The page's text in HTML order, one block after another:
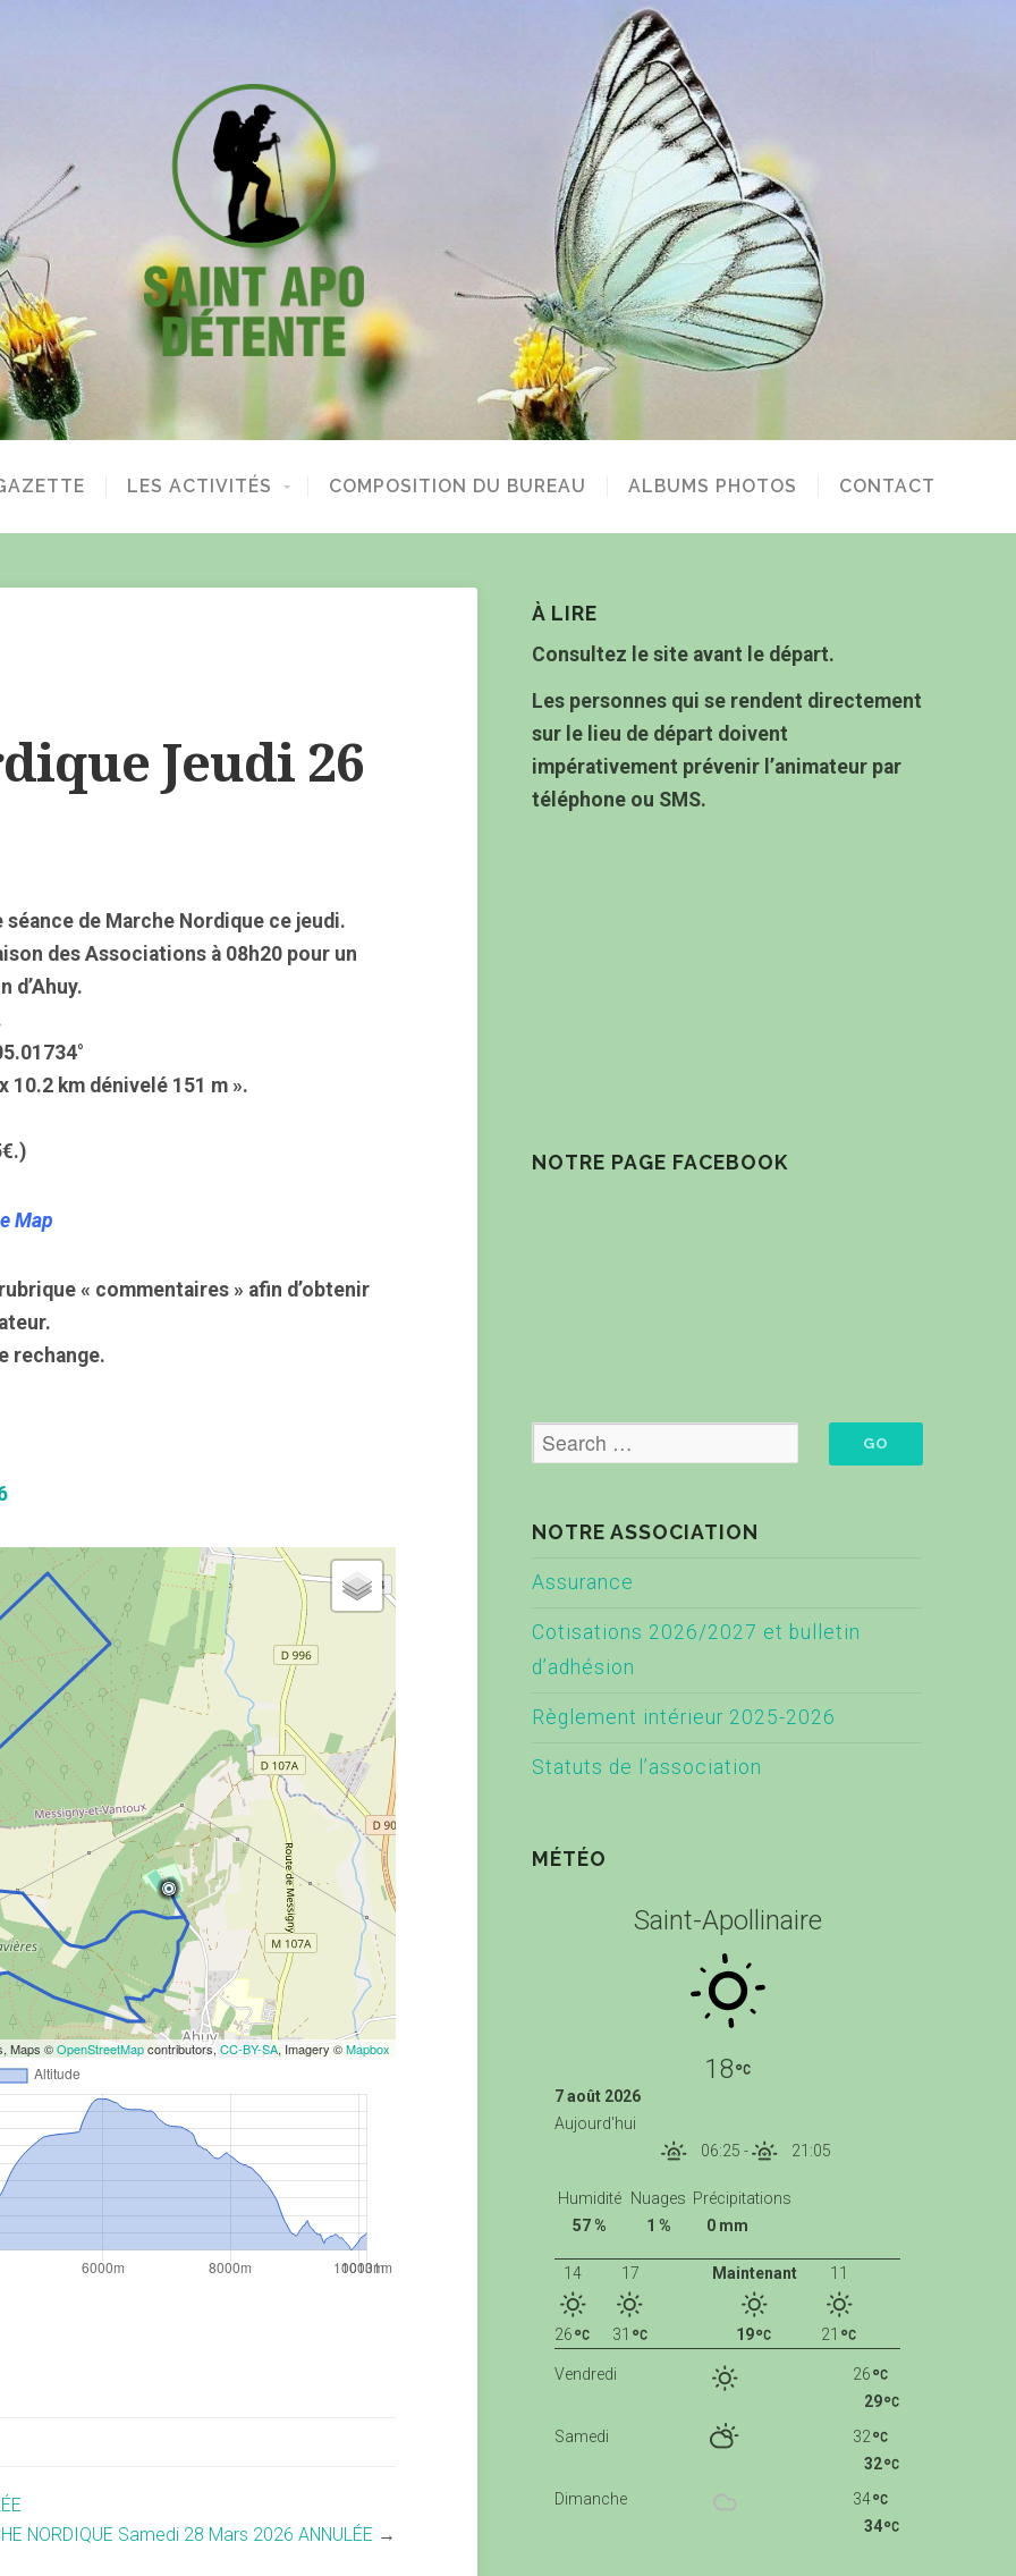
LES ACTIVITÉS COMPOSITION DU BUREAU ALBUMS PHOTOS CONTACT
Jeudi 26
de Marche Nordique ce jeudi.
des Associations à 08h20 pour un
d’Ahuy.
10.2 km dénivelé 151 m ».
Map
« commentaires » afin d’obtenir
rechange.
Maps ©OpenStreetMapcontributors,CC-BY-SA, Imagery ©Mapbox
NORDIQUE Samedi 28 Mars 2026 ANNULÉE →
À LIRE
Consultez le site avant le départ.
Les personnes qui se rendent directement
sur le lieu de départ doivent
impérativement prévenir l’animateur par
téléphone ou SMS.
NOTRE PAGE FACEBOOK
NOTRE ASSOCIATION
Assurance
Cotisations 2026/2027 et bulletin
d’adhésion
Règlement intérieur 2025-2026
Statuts de l’association
MÉTÉO
Saint-Apollinaire
18
7 août 2026
Aujourd'hui
06:25 - 21:05
Humidité
57 %
Nuages
1 %
Précipitations
0 mm
Maintenant
19
11
21
14
26
17
31
Vendredi
26
29
Samedi
32
32
Dimanche
34
34